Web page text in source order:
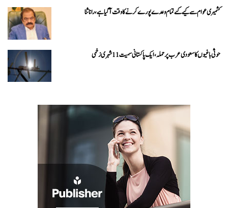
کشمیری عوام سے کیے گئے تمام وعدے پورے کرنے کا وقت آ گیا ہے، رانا ثنا
حوثی باغیوں کا سعودی عرب پر حملہ، ایک پاکستانی سمیت 11 شہری زخمی